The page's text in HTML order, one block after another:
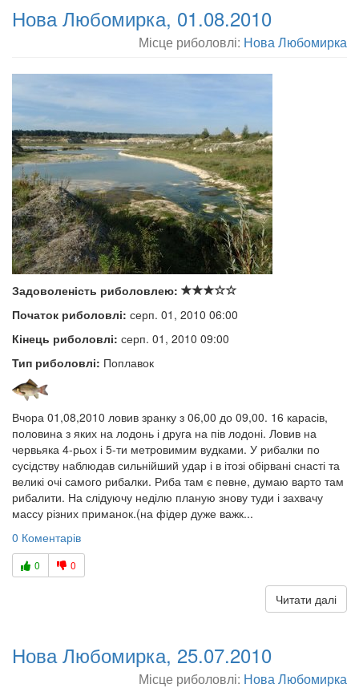
Нова Любомирка, 01.08.2010
Місце риболовлі: Нова Любомирка
Задоволеність риболовлею:
Початок риболовлі: серп. 01, 2010 06:00
Кінець риболовлі: серп. 01, 2010 09:00
Тип риболовлі: Поплавок
Вчора 01,08,2010 ловив зранку з 06,00 до 09,00. 16 карасів,
половина з яких на лодонь і друга на пів лодоні. Ловив на
червьяка 4-рьох і 5-ти метровимим вудками. У рибалки по
сусідству наблюдав сильнійший удар і в ітозі обірвані снасті та
великі очі самого рибалки. Риба там є певне, думаю варто там
рибалити. На слідуючу неділю планую знову туди і захвачу
массу різних приманок.(на фідер дуже важк...
0 Коментарів
0 0
Читати далі
Нова Любомирка, 25.07.2010
Місце риболовлі: Нова Любомирка